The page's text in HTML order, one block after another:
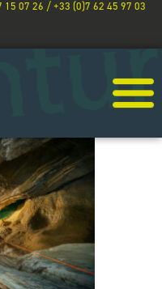
15 07 26 / +33 (0)7 62 45 97 03